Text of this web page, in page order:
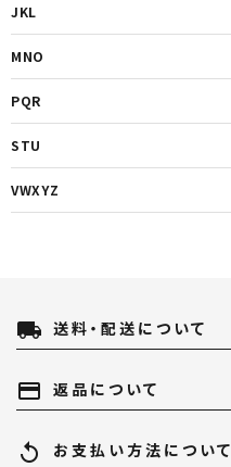
JKL
MNO
PQR
STU
VWXYZ
local_shipping 送料・配送について
payment 返品について
replay お支払い方法について